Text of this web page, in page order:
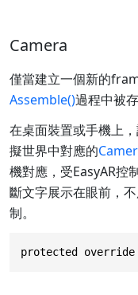
Camera
僅當建立一個新的
Assemble()過程中被存
在桌面裝置或手機上
擬世界中對應的
機對應，受EasyAR控
斷文字展示在眼前，
制。
protected override